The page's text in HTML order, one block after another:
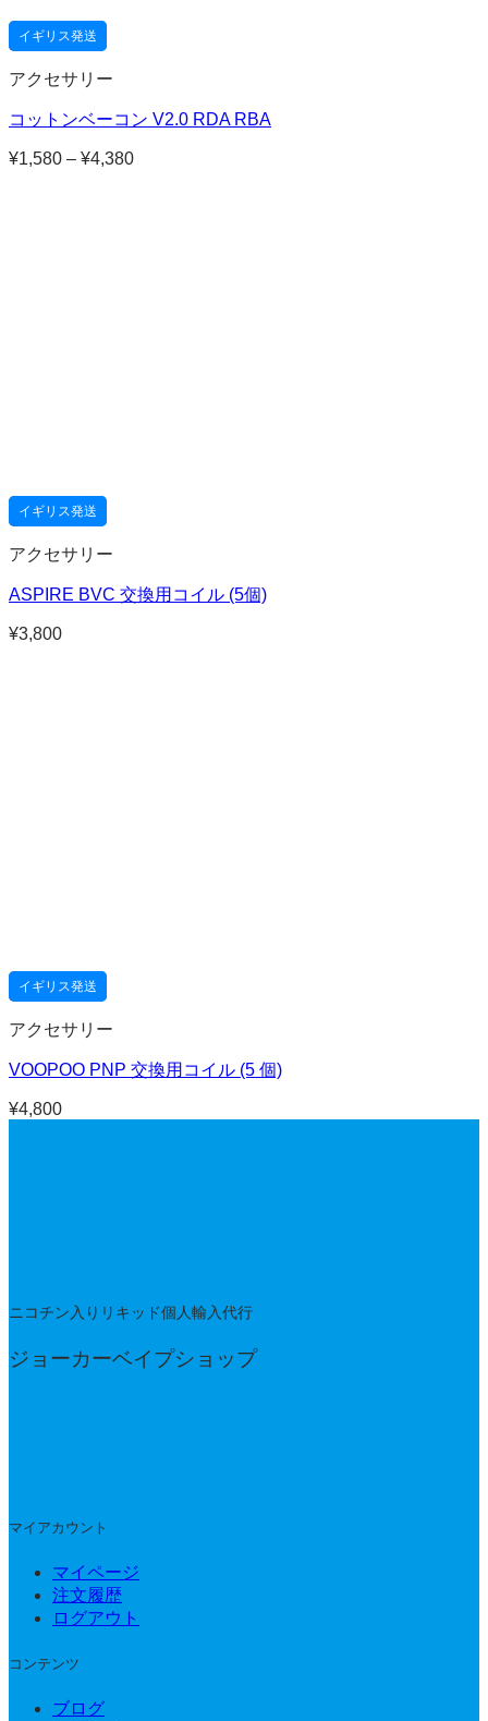
イギリス発送
アクセサリー
コットンベーコン V2.0 RDA RBA
¥1,580 – ¥4,380価
イギリス発送
アクセサリー
ASPIRE BVC 交換用コイル (5個)
¥3,800
イギリス発送
アクセサリー
VOOPOO PNP 交換用コイル (5 個)
¥4,800
ニコチン入りリキッド個人輸入代行
ジョーカーベイプショップ
マイアカウント
マイページ
注文履歴
ログアウト
コンテンツ
ブログ